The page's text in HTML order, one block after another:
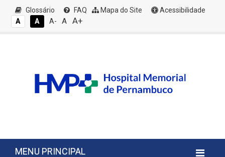
Glossário FAQ Mapa do Site
Acessibilidade
A
A A- A A+
MENU PRINCIPAL